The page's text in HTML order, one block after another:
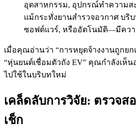
อุตสาหกรรม, อุปกรณ์ทำความส
แม้กระทั่งยานสำรวจอวกาศ บริ
ซอฟต์แวร์, หรืออัตโนมัติ—มีคว
เมื่อคุณอ่านว่า “การหยุดจ้างงานถูกย
“หุ่นยนต์เชื่อมตัวถัง EV” คุณกำลังเห็น
ไปใช้ในบริบทใหม่
เคล็ดลับการวิจัย: ตรวจ
เช็ก